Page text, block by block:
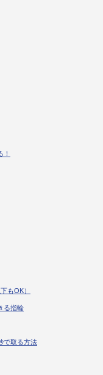
もOK）
る指輪
で取る方法